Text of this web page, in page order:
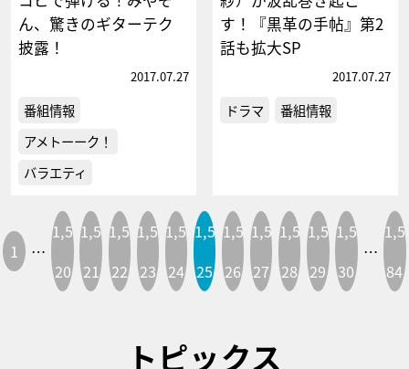
ん、驚きのギターテク
披露！
2017.07.27
番組情報
アメトーーク！
バラエティ
す！『黒革の手帖』第2
話も拡大SP
2017.07.27
ドラマ 番組情報
1 …
1,5
20
1,5
21
1,5
22
1,5
23
1,5
24
1,5
25
1,5
26
1,5
27
1,5
28
1,5
29
1,5
30
…
1,5
84
トピックス